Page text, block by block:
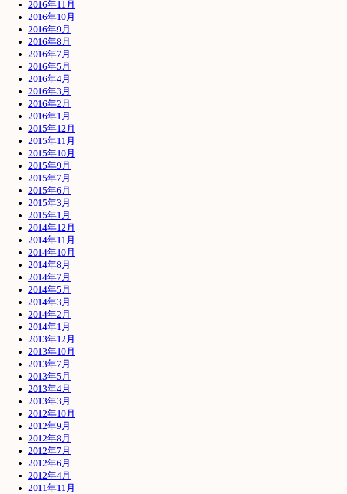
2016年11月
2016年10月
2016年9月
2016年8月
2016年7月
2016年5月
2016年4月
2016年3月
2016年2月
2016年1月
2015年12月
2015年11月
2015年10月
2015年9月
2015年7月
2015年6月
2015年3月
2015年1月
2014年12月
2014年11月
2014年10月
2014年8月
2014年7月
2014年5月
2014年3月
2014年2月
2014年1月
2013年12月
2013年10月
2013年7月
2013年5月
2013年4月
2013年3月
2012年10月
2012年9月
2012年8月
2012年7月
2012年6月
2012年4月
2011年11月